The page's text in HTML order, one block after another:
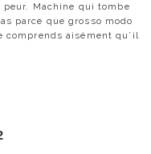
peur. Machine qui tombe
parce que grosso modo
comprends aisément qu’il